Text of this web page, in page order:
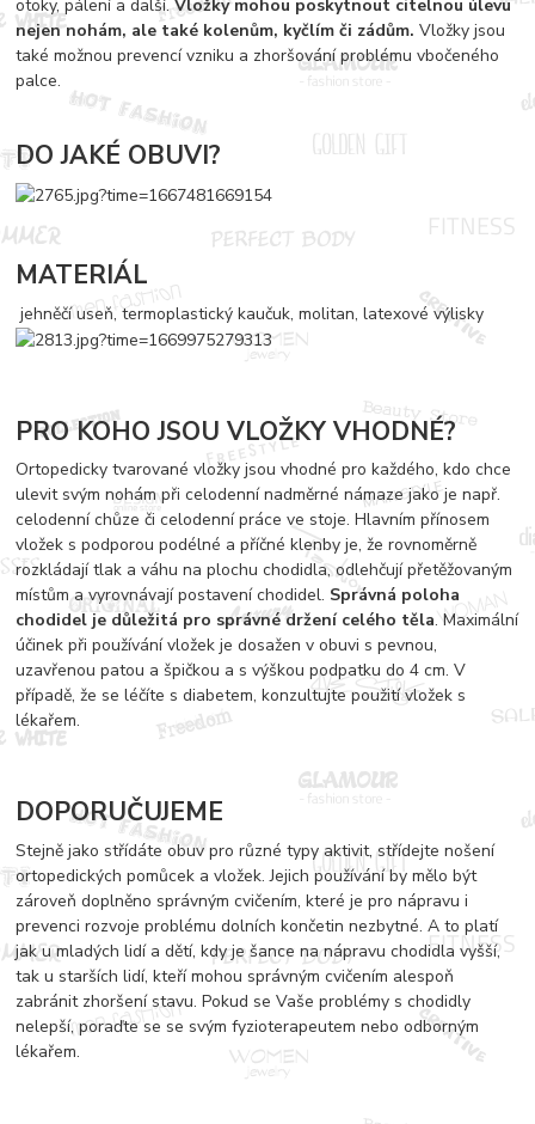
otoky, pálení a další.Vložky mohou poskytnout citelnou úlevu
nejen nohám, ale také kolenům, kyčlím či zádům.Vložky jsou
také možnou prevencí vzniku a zhoršování problému vbočeného
palce.
DO JAKÉ OBUVI?
MATERIÁL
jehněčí useň, termoplastický kaučuk, molitan, latexové výlisky
PRO KOHO JSOU VLOŽKY VHODNÉ?
Ortopedicky tvarované vložky jsou vhodné pro každého, kdo chce
ulevit svým nohám při celodenní nadměrné námaze jako je např.
celodenní chůze či celodenní práce ve stoje. Hlavním přínosem
vložek s podporou podélné a příčné klenby je, že rovnoměrně
rozkládají tlak a váhu na plochu chodidla, odlehčují přetěžovaným
místům a vyrovnávají postavení chodidel. Správná poloha
chodidel je důležitá pro správné držení celého těla. Maximální
účinek při používání vložek je dosažen v obuvi s pevnou,
uzavřenou patou a špičkou a s výškou podpatku do 4 cm. V
případě, že se léčíte s diabetem, konzultujte použití vložek s
lékařem.
DOPORUČUJEME
Stejně jako střídáte obuv pro různé typy aktivit, střídejte nošení
ortopedických pomůcek a vložek. Jejich používání by mělo být
zároveň doplněno správným cvičením, které je pro nápravu i
prevenci rozvoje problému dolních končetin nezbytné. A to platí
jak u mladých lidí a dětí, kdy je šance na nápravu chodidla vyšší,
tak u starších lidí, kteří mohou správným cvičením alespoň
zabránit zhoršení stavu. Pokud se Vaše problémy s chodidly
nelepší, poraďte se se svým fyzioterapeutem nebo odborným
lékařem.